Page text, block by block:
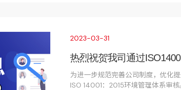
2023-03-31
热烈祝贺我司通过
为进一步规范完善公司制度，优化
ISO 14001：2015环境管理体系审